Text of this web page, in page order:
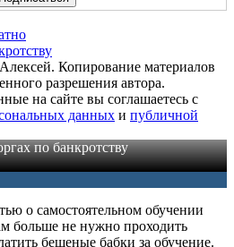
. Копирование материалов
разрешения автора.
на сайте вы соглашаетесь с
данных и публичной
по банкротству
о самостоятельном обучении
больше не нужно проходить
бешеные бабки за обучение.